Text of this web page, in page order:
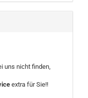
uns nicht finden,
extra für Sie!!